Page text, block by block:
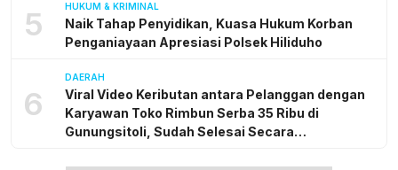
5 HUKUM & KRIMINAL
Naik Tahap Penyidikan, Kuasa Hukum Korban
Penganiayaan Apresiasi Polsek Hiliduho
6
DAERAH
Viral Video Keributan antara Pelanggan dengan
Karyawan Toko Rimbun Serba 35 Ribu di
Gunungsitoli, Sudah Selesai Secara